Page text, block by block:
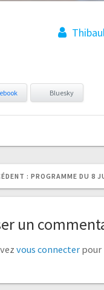
Bluesky
: PROGRAMME DU 8
un
vous connecter pour